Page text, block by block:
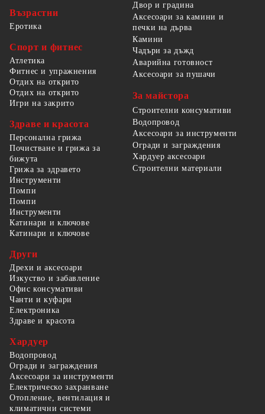
Възрастни
Еротика
Спорт и фитнес
Атлетика
Фитнес и упражнения
Отдих на открито
Отдих на открито
Игри на закрито
Здраве и красота
Персонална грижа
Почистване и грижа за
бижута
Грижа за здравето
Двор и градина
Аксесоари за камини и
печки на дърва
Камини
Чадъри за дъжд
Аварийна готовност
Аксесоари за пушачи
За майстора
Строителни консумативи
Водопровод
Аксесоари за инструменти
Огради и заграждения
Хардуер аксесоари
Строителни материали
Инструменти
Помпи
Помпи
Инструменти
Катинари и ключове
Катинари и ключове
Други
Дрехи и аксесоари
Изкуство и забавление
Офис консумативи
Чанти и куфари
Електроника
Здраве и красота
Хардуер
Водопровод
Огради и заграждения
Аксесоари за инструменти
Електрическо захранване
Отопление, вентилация и
климатични системи